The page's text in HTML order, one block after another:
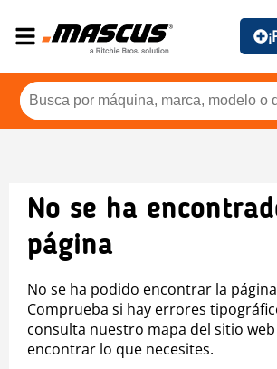
No se ha
página
No se ha podido encontrar la
Comprueba si hay errores
consulta nuestro mapa del sitio
encontrar lo que necesites.